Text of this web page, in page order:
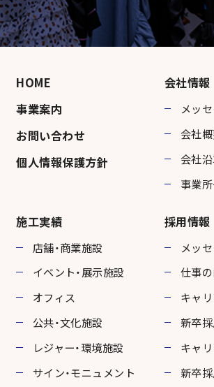
HOME
事業案内
お問い合わせ
個人情報保護方針
会社情報
メッ
会社
会社
事業
施工実績
店舗・商業施設
イベント・展示施設
オフィス
公共・文化施設
レジャー・環境施設
サイン・モニュメント
採用情報
メッ
仕事
キャ
新卒
キャ
新卒